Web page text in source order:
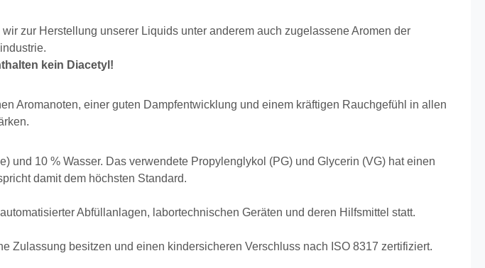
zur Herstellung unserer Liquids unter anderem auch zugelassene Aromen der
kein Diacetyl!
Aromanoten, einer guten Dampfentwicklung und einem kräftigen Rauchgefühl in allen
10 % Wasser. Das verwendete Propylenglykol (PG) und Glycerin (VG) hat einen
damit dem höchsten Standard.
Abfüllanlagen, labortechnischen Geräten und deren Hilfsmittel statt.
Zulassung besitzen und einen kindersicheren Verschluss nach ISO 8317 zertifiziert.